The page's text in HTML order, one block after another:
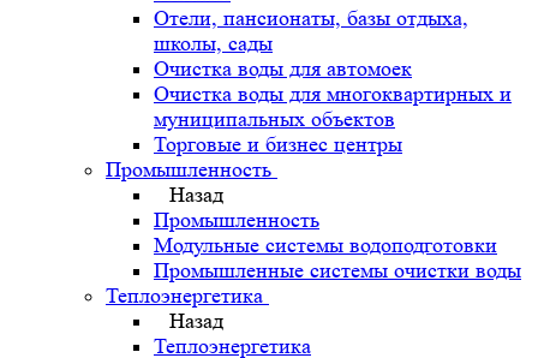
Отели, пансионаты, базы отдыха,
школы, сады
Очистка воды для автомоек
Очистка воды для многоквартирных и
муниципальных объектов
Торговые и бизнес центры
Промышленность
Назад
Промышленность
Модульные системы водоподготовки
Промышленные системы очистки воды
Теплоэнергетика
Назад
Теплоэнергетика